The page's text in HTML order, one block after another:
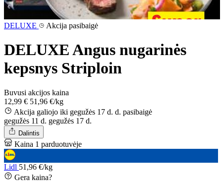
DELUXE Akcija pasibaigė
DELUXE Angus nugarinės
kepsnys Striploin
Buvusi akcijos kaina
12,99 € 51,96 €/kg
Akcija galiojo iki gegužės 17 d. d. pasibaigė
gegužės 11 d. gegužės 17 d.
Dalintis
Kaina 1 parduotuvėje
Lidl 51,96 €/kg
Gera kaina?